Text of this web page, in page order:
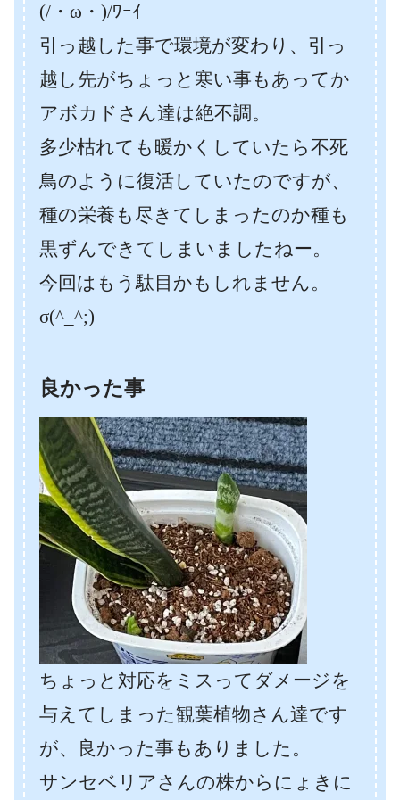
(/・ω・)/ﾜｰｲ
引っ越した事で環境が変わり、引っ
越し先がちょっと寒い事もあってか
アボカドさん達は絶不調。
多少枯れても暖かくしていたら不死
鳥のように復活していたのですが、
種の栄養も尽きてしまったのか種も
黒ずんできてしまいましたねー。
今回はもう駄目かもしれません。
σ(^_^;)
良かった事
ちょっと対応をミスってダメージを
与えてしまった観葉植物さん達です
が、良かった事もありました。
サンセベリアさんの株からにょきに